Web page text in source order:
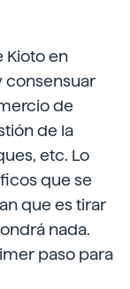
Kioto en
consensuar
de
de la
etc. Lo
que se
que es tirar
nada.
paso para